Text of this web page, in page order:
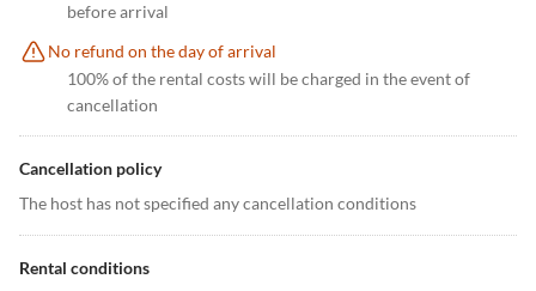
before arrival
No refund on the day of arrival
100% of the rental costs will be charged in the event of
cancellation
Cancellation policy
The host has not specified any cancellation conditions
Rental conditions